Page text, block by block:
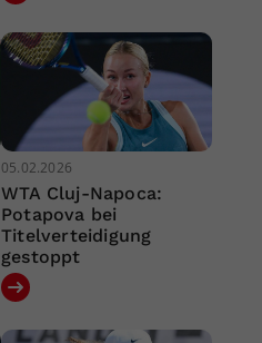
05.02.2026
WTA Cluj-Napoca:
Potapova bei
Titelverteidigung
gestoppt